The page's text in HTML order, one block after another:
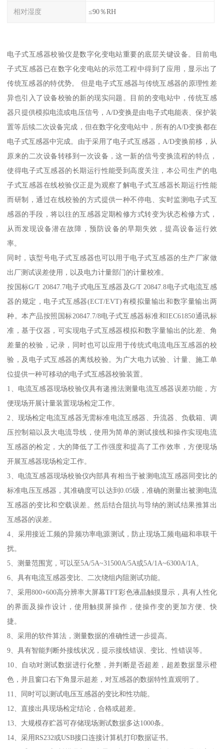
相对湿度 ≤90％RH
电子式互感器校验仪是数字化变电站重要的底层关键设备。目前电
子式互感器已在数字化变电站的示范工程中得到了应用，显示出了
传统互感器的特优势。 但是电子式互感器与传统互感器的原理性差
异也引入了设备校验的新的现实问题。目前的变电站中，传统互感
器只提供模拟电流或电压信号，A/D变换是由电子式电能表、保护装
置等后续二次设备完成，但在数字化变电站中，所有的A/D变换都在
电子式互感器中完成。由于采用了电子式互感器，A/D变换前移，从
原来的二次设备转移到一次设备，这一新的信号变换流程的特点，
使得电子式互感器的长期运行性能受到高度关注，本公司生产的电
子式互感器在线校验仪正是为观察了解电子式互感器长期运行性能
而研制，通过在线校验的方式提供一种不停电、实时监测电子式互
感器的手段，将以往的互感器定期检修方式转变为状态检修方式，
从而发现设备潜在故障，预防设备的早期失效，提高设备运行效
率。
同时，该型号电子式互感器也可以用于电子式互感器的生产厂家做
出厂测试误差使用，以及电力计量部门的计量校准。
按国标G/T 20847.7电子式电压互感器及G/T 20847.8电子式电流互感
器的规定，电子式互感器(ECT/EVT)有模拟量输出和数字量输出两
种。本产品按照国标20847.7/8电子式互感器标准和IEC61850通讯标
准，基于仪器，可实现电子式互感器模拟和数字量输出的比差、角
差量的校验，记录，同时也可以应用于传统式电流电压互感器的校
验，及电子式互感器的离线校验。为广大电力试验、计量、施工单
位提供一种可移动的电子式互感器校验装置。
1、电流互感器现场校验仪具有递推法测量电流互感器误差功能，方
便现场开展计量装置现场检定工作。
2、现场检定电流互感器无需标准电流互感器、升流器、负载箱、调
压控制箱以及大电流导线，使用为简单的测试接线和操作实现电流
互感器的检定，大的降低了工作强度和提高了工作效率，方便现场
开展互感器现场检定工作。
3、电流互感器现场校验仪内部具有相当于被测电流互感器同变比的
标准电压互感器，其准确度可以达到0.05级，准确的测量出被测电流
互感器的变比和空载误差。然后结合阻抗与导纳的测试结果推算出
互感器的误差。
4、采用接近工频的异频功率电源测试，防止现场工频电磁和串联干
扰。
5、测量范围宽，可以至5A/5A~31500A/5A或5A/1A~6300A/1A。
6、具有电流互感器变比、二次绕组内阻测试功能。
7、采用800×600高分辨率大屏幕TFT彩色液晶触摸显示，具有人性化
的界面及操作设计，使用触摸屏操作，使操作变的更加方便、快
捷。
8、采用的软件算法，测量数据的准确性进一步提高。
9、具有智能判断外接线状况，提示接线错误、变比、性错误等。
10、自动对测试数据进行化整，并判断是否超差，超差数据显示橙
色，并且窗口右下角显示超差，对互感器的数据特性直观明了。
11、同时可以测试电压互感器的变比和性功能。
12、直接出具现场检定结论，合格或超差。
13、大规模存贮器可存储现场测试数据多达1000条。
14、采用RS232或USB接口连接计算机打印数据证书。